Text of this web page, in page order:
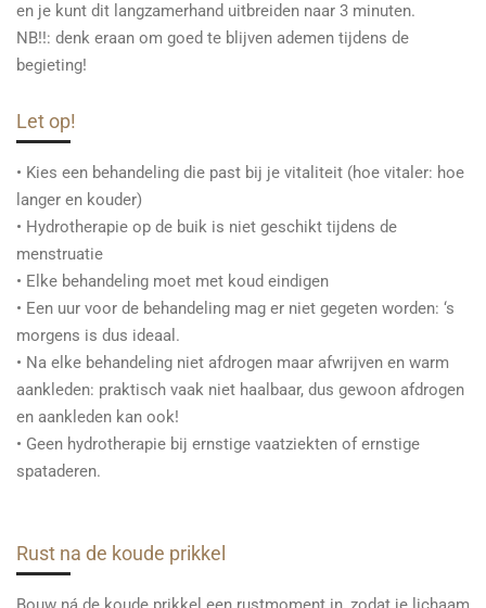
en je kunt dit langzamerhand uitbreiden naar 3 minuten.
NB!!: denk eraan om goed te blijven ademen tijdens de
begieting!
Let op!
• Kies een behandeling die past bij je vitaliteit (hoe vitaler: hoe
langer en kouder)
• Hydrotherapie op de buik is niet geschikt tijdens de
menstruatie
• Elke behandeling moet met koud eindigen
• Een uur voor de behandeling mag er niet gegeten worden: ‘s
morgens is dus ideaal.
• Na elke behandeling niet afdrogen maar afwrijven en warm
aankleden: praktisch vaak niet haalbaar, dus gewoon afdrogen
en aankleden kan ook!
• Geen hydrotherapie bij ernstige vaatziekten of ernstige
spataderen.
Rust na de koude prikkel